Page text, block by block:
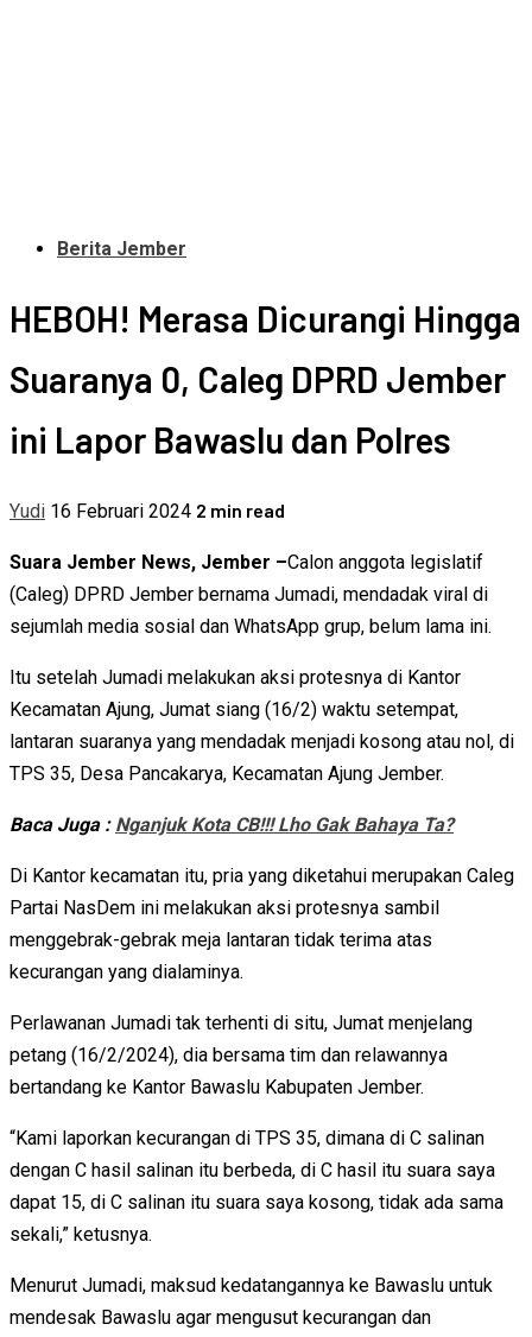
Berita Jember
HEBOH! Merasa Dicurangi Hingga
Suaranya 0, Caleg DPRD Jember
ini Lapor Bawaslu dan Polres
Yudi 16 Februari 2024 2 min read
Suara Jember News, Jember –Calon anggota legislatif
(Caleg) DPRD Jember bernama Jumadi, mendadak viral di
sejumlah media sosial dan WhatsApp grup, belum lama ini.
Itu setelah Jumadi melakukan aksi protesnya di Kantor
Kecamatan Ajung, Jumat siang (16/2) waktu setempat,
lantaran suaranya yang mendadak menjadi kosong atau nol, di
TPS 35, Desa Pancakarya, Kecamatan Ajung Jember.
Baca Juga : Nganjuk Kota CB!!! Lho Gak Bahaya Ta?
Di Kantor kecamatan itu, pria yang diketahui merupakan Caleg
Partai NasDem ini melakukan aksi protesnya sambil
menggebrak-gebrak meja lantaran tidak terima atas
kecurangan yang dialaminya.
Perlawanan Jumadi tak terhenti di situ, Jumat menjelang
petang (16/2/2024), dia bersama tim dan relawannya
bertandang ke Kantor Bawaslu Kabupaten Jember.
“Kami laporkan kecurangan di TPS 35, dimana di C salinan
dengan C hasil salinan itu berbeda, di C hasil itu suara saya
dapat 15, di C salinan itu suara saya kosong, tidak ada sama
sekali,” ketusnya.
Menurut Jumadi, maksud kedatangannya ke Bawaslu untuk
mendesak Bawaslu agar mengusut kecurangan dan